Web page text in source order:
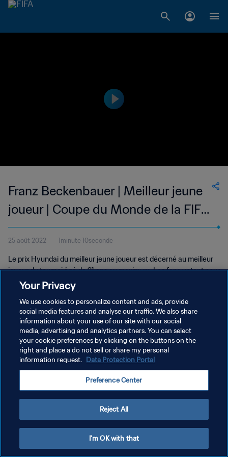
Franz Beckenbauer | Meilleur jeune
joueur | Coupe du Monde de la FIFA,
Angleterre 1966™
25 août 2022 1minute 10seconde
Le prix Hyundai du meilleur jeune joueur est décerné au meilleur
joueur du tournoi âgé de 21 ans au maximum. Les fans votent pour
le gagnant sur le site officiel de la FIFA.
POLITIQUE DE CONFIDENTIALITÉ
CONDITIONS D'UTILISATION
GÉRER VOS PRÉFÉRENCES SUR LES COOKIES
Copyright © 1994 - 2026 FIFA. Tous droits réservés.
Your Privacy
We use cookies to personalize content and ads, provide
social media features and analyse our traffic. We also share
information about your use of our site with our social
media, advertising and analytics partners. You can select
your cookie preferences by clicking on the buttons on the
right and place a do not sell or share my personal
information request. Data Protection Portal
Preference Center
Reject All
I'm OK with that